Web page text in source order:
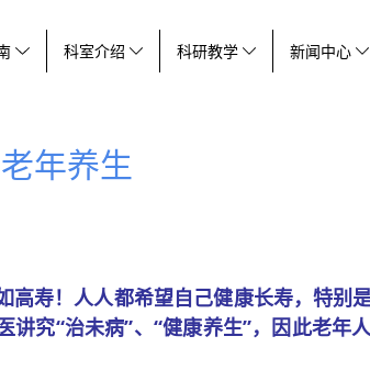
科室介绍 科研教学 新闻中心
老年养生
高寿！人人都希望自己健康长寿，特别
究“治未病”、“健康养生”，因此老年